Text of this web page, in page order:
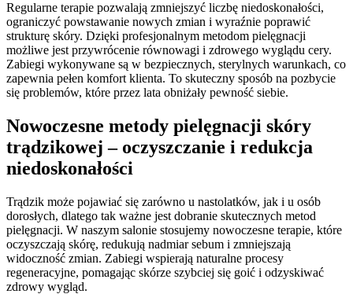
Regularne terapie pozwalają zmniejszyć liczbę niedoskonałości,
ograniczyć powstawanie nowych zmian i wyraźnie poprawić
strukturę skóry. Dzięki profesjonalnym metodom pielęgnacji
możliwe jest przywrócenie równowagi i zdrowego wyglądu cery.
Zabiegi wykonywane są w bezpiecznych, sterylnych warunkach, co
zapewnia pełen komfort klienta. To skuteczny sposób na pozbycie
się problemów, które przez lata obniżały pewność siebie.
Nowoczesne metody pielęgnacji skóry
trądzikowej – oczyszczanie i redukcja
niedoskonałości
Trądzik może pojawiać się zarówno u nastolatków, jak i u osób
dorosłych, dlatego tak ważne jest dobranie skutecznych metod
pielęgnacji. W naszym salonie stosujemy nowoczesne terapie, które
oczyszczają skórę, redukują nadmiar sebum i zmniejszają
widoczność zmian. Zabiegi wspierają naturalne procesy
regeneracyjne, pomagając skórze szybciej się goić i odzyskiwać
zdrowy wygląd.